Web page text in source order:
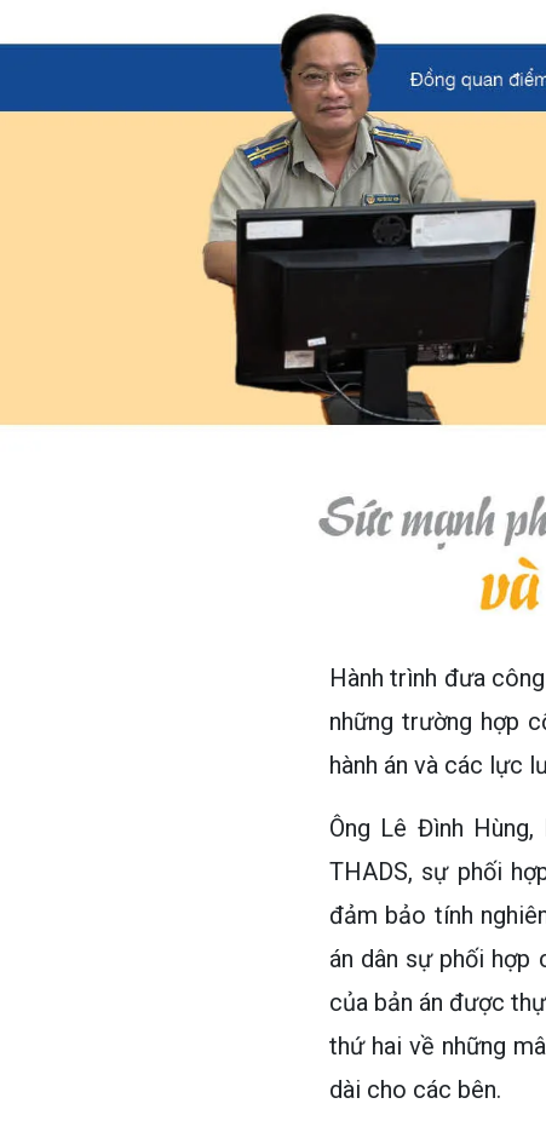
Hành trình đưa
những trường hợp
hành án và các lực
Ông Lê Đình
THADS, sự phối
đảm bảo tính
án dân sự phối hợp
của bản án được
thứ hai về những
dài cho các bên.